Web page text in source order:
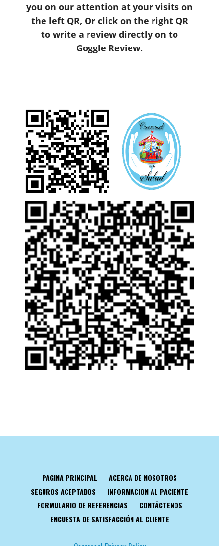
you on our attention at your visits on
the left QR, Or click on the right QR
to write a review directly on to
Goggle Review.
PAGINA PRINCIPAL
ACERCA DE NOSOTROS
SEGUROS ACEPTADOS
INFORMACION AL PACIENTE
FORMULARIO DE REFERENCIAS
CONTÁCTENOS
ENCUESTA DE SATISFACCIÓN AL CLIENTE